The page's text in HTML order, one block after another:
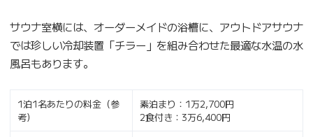
サウナ室横には、オーダーメイドの浴槽に、アウトドアサウナ
では珍しい冷却装置「チラー」を組み合わせた最適な水温の水
風呂もあります。
1泊1名あたりの料金（参
考）
素泊まり：1万2,700円
2食付き：3万6,400円